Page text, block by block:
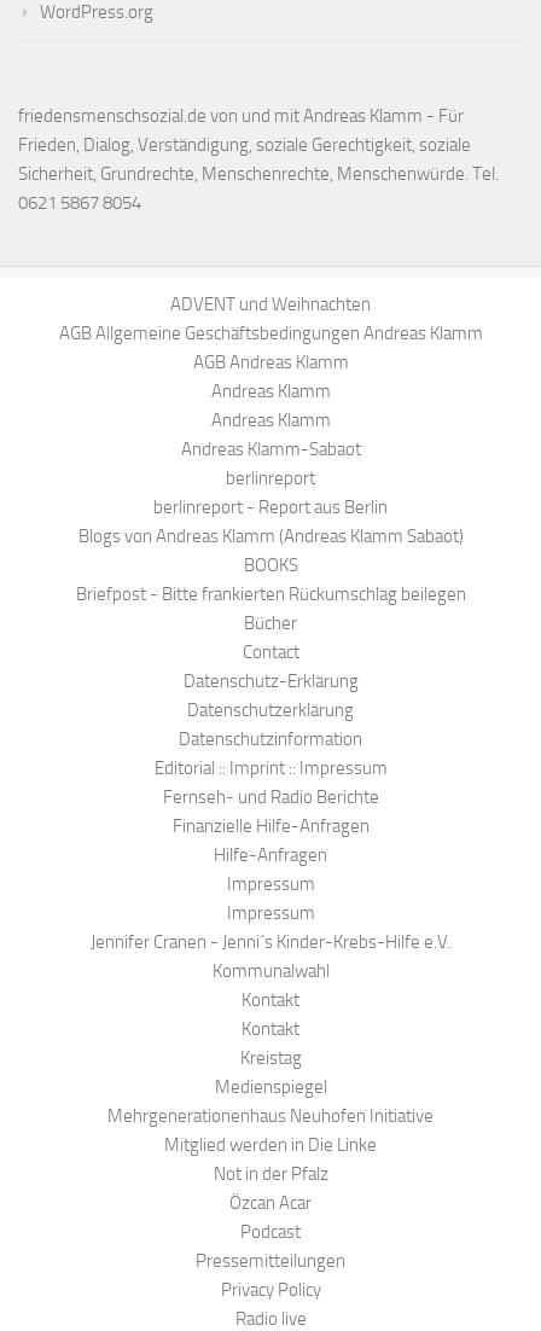
WordPress.org
friedensmenschsozial.de von und mit Andreas Klamm - Für
Frieden, Dialog, Verständigung, soziale Gerechtigkeit, soziale
Sicherheit, Grundrechte, Menschenrechte, Menschenwürde. Tel.
0621 5867 8054
ADVENT und Weihnachten
AGB Allgemeine Geschäftsbedingungen Andreas Klamm
AGB Andreas Klamm
Andreas Klamm
Andreas Klamm
Andreas Klamm-Sabaot
berlinreport
berlinreport - Report aus Berlin
Blogs von Andreas Klamm (Andreas Klamm Sabaot)
BOOKS
Briefpost - Bitte frankierten Rückumschlag beilegen
Bücher
Contact
Datenschutz-Erklärung
Datenschutzerklärung
Datenschutzinformation
Editorial :: Imprint :: Impressum
Fernseh- und Radio Berichte
Finanzielle Hilfe-Anfragen
Hilfe-Anfragen
Impressum
Impressum
Jennifer Cranen - Jenni´s Kinder-Krebs-Hilfe e.V.
Kommunalwahl
Kontakt
Kontakt
Kreistag
Medienspiegel
Mehrgenerationenhaus Neuhofen Initiative
Mitglied werden in Die Linke
Not in der Pfalz
Özcan Acar
Podcast
Pressemitteilungen
Privacy Policy
Radio live